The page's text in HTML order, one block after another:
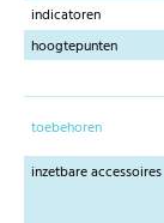
indicatoren
hoogtepunten
toebehoren
inzetbare accessoires